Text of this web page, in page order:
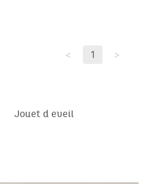
< 1 >
Jouet d eveil